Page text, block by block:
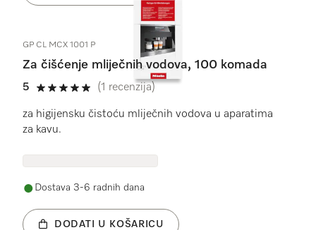
GP CL MCX 1001 P
Za čišćenje mliječnih vodova, 100 komada
5
5 od 5
(1 recenzija)
za higijensku čistoću mliječnih vodova u aparatima
za kavu.
Dostava 3-6 radnih dana
DODATI U KOŠARICU